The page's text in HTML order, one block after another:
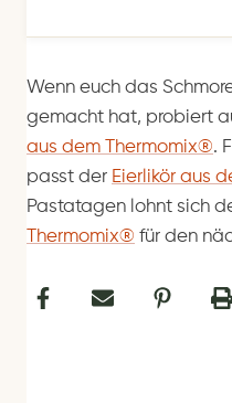
Wenn euch das
gemacht hat, probiert
aus dem Thermomix®.
passt der Eierlikör aus
Pastatagen lohnt sich
Thermomix® für den